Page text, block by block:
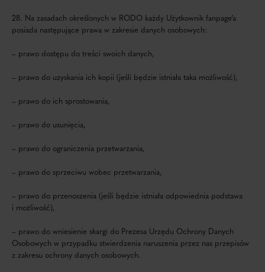
28. Na zasadach określonych w RODO każdy Użytkownik fanpage’a
posiada następujące prawa w zakresie danych osobowych:
– prawo dostępu do treści swoich danych,
– prawo do uzyskania ich kopii (jeśli będzie istniała taka możliwość),
– prawo do ich sprostowania,
– prawo do usunięcia,
– prawo do ograniczenia przetwarzania,
– prawo do sprzeciwu wobec przetwarzania,
– prawo do przenoszenia (jeśli będzie istniała odpowiednia podstawa
i możliwość),
– prawo do wniesienie skargi do Prezesa Urzędu Ochrony Danych
Osobowych w przypadku stwierdzenia naruszenia przez nas przepisów
z zakresu ochrony danych osobowych.